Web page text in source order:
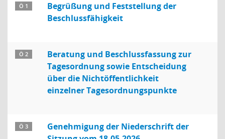
Ö 1
Begrüßung und Feststellung der
Beschlussfähigkeit
Ö 2
Beratung und Beschlussfassung zur
Tagesordnung sowie Entscheidung
über die Nichtöffentlichkeit
einzelner Tagesordnungspunkte
Ö 3
Genehmigung der Niederschrift der